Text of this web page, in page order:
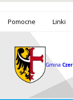
Pomocne Linki
Gmina